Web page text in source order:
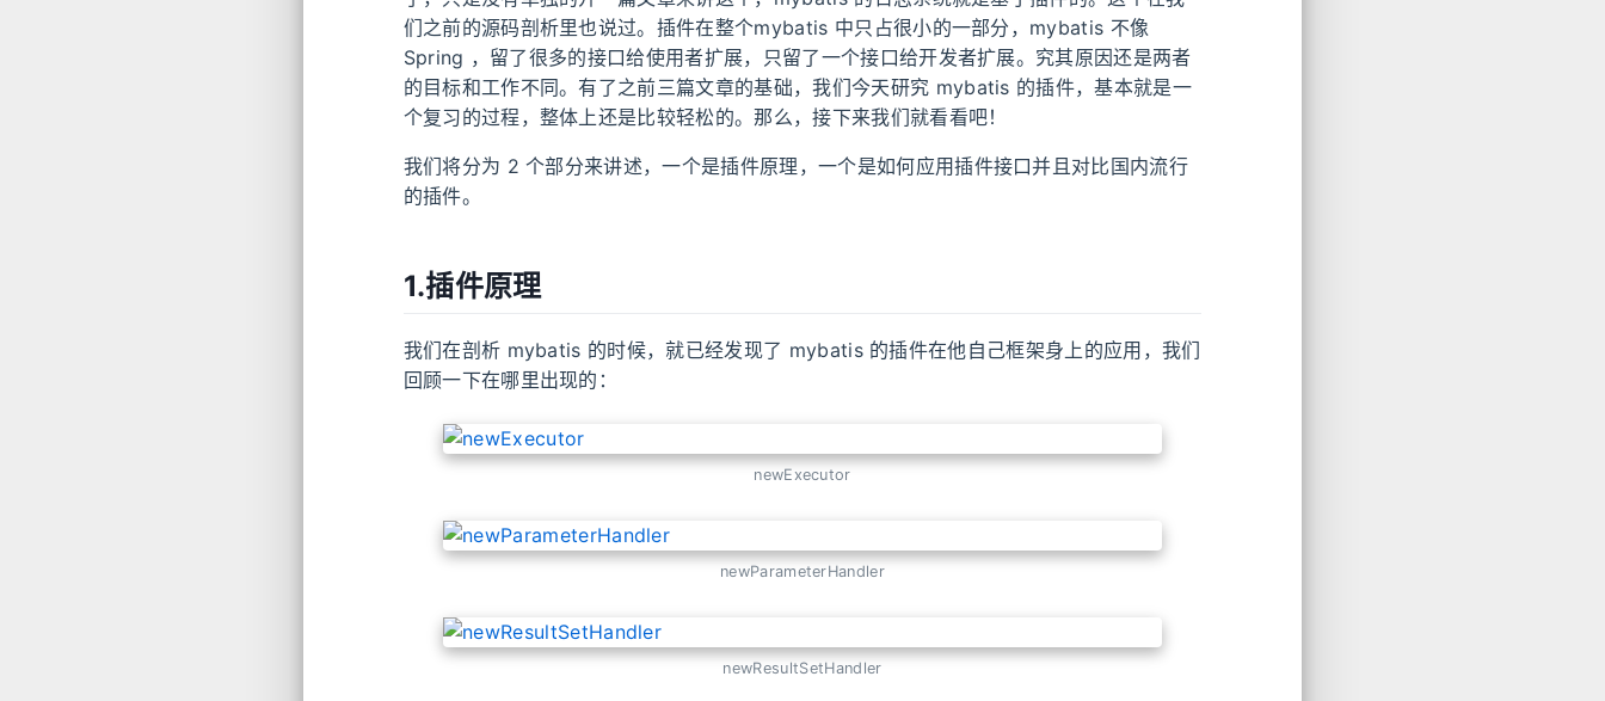
们之前的源码剖析里也说过。插件在整个mybatis 中只占很小的一部分，mybatis 不像
Spring ，留了很多的接口给使用者扩展，只留了一个接口给开发者扩展。究其原因还是两者
的目标和工作不同。有了之前三篇文章的基础，我们今天研究 mybatis 的插件，基本就是一
个复习的过程，整体上还是比较轻松的。那么，接下来我们就看看吧！
我们将分为 2 个部分来讲述，一个是插件原理，一个是如何应用插件接口并且对比国内流行
的插件。
1.插件原理
我们在剖析 mybatis 的时候，就已经发现了 mybatis 的插件在他自己框架身上的应用，我们
回顾一下在哪里出现的：
newExecutor
newParameterHandler
newResultSetHandler